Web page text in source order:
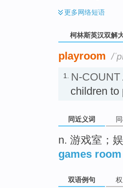
更多网络短语
柯林斯英汉双解
playroom /
1. N-COUNT
children to
同近义词
n. 游戏室；
games room
双语例句